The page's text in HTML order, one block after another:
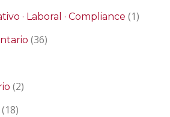
· Laboral · Compliance (1)
(36)
(2)
(18)